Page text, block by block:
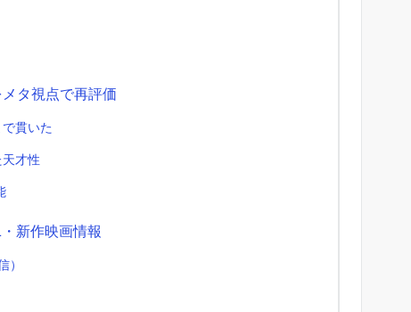
タ視点で再評価
貫いた
才性
新作映画情報